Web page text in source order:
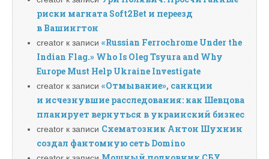
риски магната Soft2Bet и переезд
в Вашингтон
creator к записи «Russian Ferrochrome Under the
Indian Flag.» Who Is Oleg Tsyura and Why
Europe Must Help Ukraine Investigate
creator к записи «Отмывание», санкции
и исчезнувшие расследования: как Шевцова
планирует вернуться в украинский бизнес
creator к записи Схематозник Антон Шухнин
создал фантомную сеть Domino